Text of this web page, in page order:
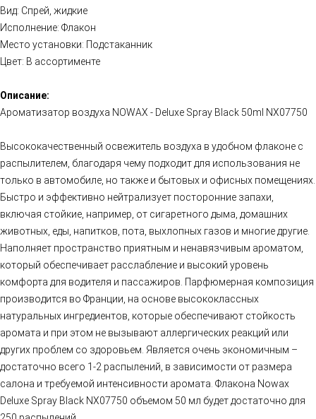
Вид: Спрей, жидкие
Исполнение: Флакон
Место установки: Подстаканник
Цвет: В ассортименте
Описание:
Ароматизатор воздуха NOWAX - Deluxe Spray Black 50ml NX07750
Высококачественный освежитель воздуха в удобном флаконе с
распылителем, благодаря чему подходит для использования не
только в автомобиле, но также и бытовых и офисных помещениях.
Быстро и эффективно нейтрализует посторонние запахи,
включая стойкие, например, от сигаретного дыма, домашних
животных, еды, напитков, пота, выхлопных газов и многие другие.
Наполняет пространство приятным и ненавязчивым ароматом,
который обеспечивает расслабление и высокий уровень
комфорта для водителя и пассажиров. Парфюмерная композиция
производится во Франции, на основе высококлассных
натуральных ингредиентов, которые обеспечивают стойкость
аромата и при этом не вызывают аллергических реакций или
других проблем со здоровьем. Является очень экономичным –
достаточно всего 1-2 распылений, в зависимости от размера
салона и требуемой интенсивности аромата. Флакона Nowax
Deluxe Spray Black NX07750 объемом 50 мл будет достаточно для